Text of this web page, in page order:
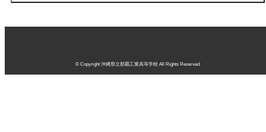
© Copyright 沖縄県立那覇工業高等学校 All Rights Reserved.